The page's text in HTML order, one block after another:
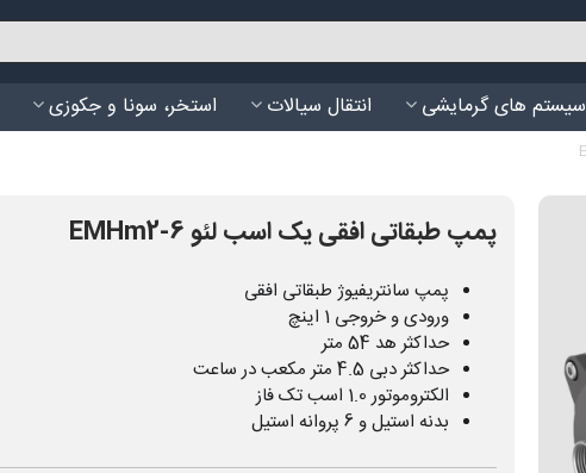
سیستم های گرمایشی انتقال سیالات استخر، سونا و جکوزی
پمپ طبقاتی افقی یک اسب لئو EMHm2-6
پمپ سانتریفیوژ طبقاتی افقی
ورودی و خروجی 1 اینچ
حداکثر هد 54 متر
حداکثر دبی 4.5 متر مکعب در ساعت
الکتروموتور 1.0 اسب تک فاز
بدنه استیل و 6 پروانه استیل